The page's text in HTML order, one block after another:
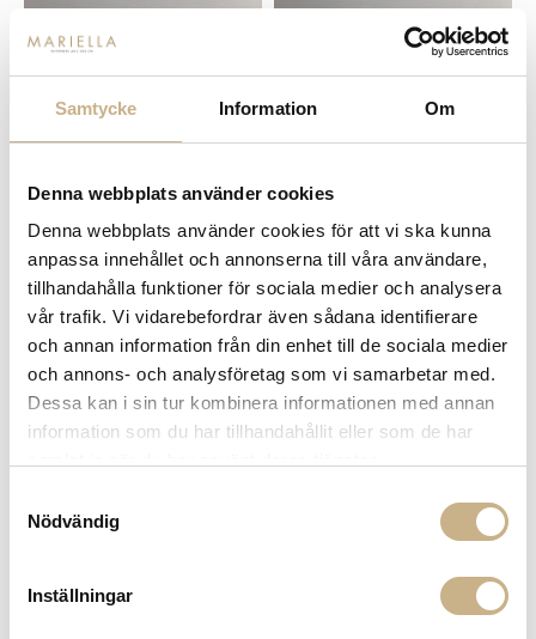
Samtycke Information Om
Denna webbplats använder cookies
Denna webbplats använder cookies för att vi ska kunna
anpassa innehållet och annonserna till våra användare,
tillhandahålla funktioner för sociala medier och analysera
vår trafik. Vi vidarebefordrar även sådana identifierare
och annan information från din enhet till de sociala medier
och annons- och analysföretag som vi samarbetar med.
Dessa kan i sin tur kombinera informationen med annan
information som du har tillhandahållit eller som de har
Nödvändig
Inställningar
89 kr
I lager
89 kr
I lager
TWIST CANDLE - ELEPHANT
TWIST CANDLE - PICOTA CHERRY